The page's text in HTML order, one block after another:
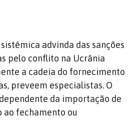
advinda das sanções
pelo conflito na Ucrânia
a cadeia do fornecimento
preveem especialistas. O
da importação de
fechamento ou